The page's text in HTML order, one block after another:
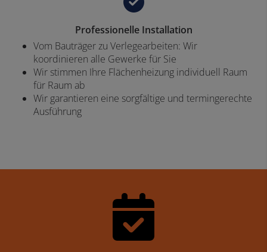
Professionelle Installation
Vom Bauträger zu Verlegearbeiten: Wir
koordinieren alle Gewerke für Sie
Wir stimmen Ihre Flächenheizung individuell Raum
für Raum ab
Wir garantieren eine sorgfältige und termingerechte
Ausführung